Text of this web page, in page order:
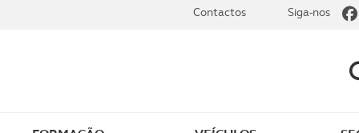
Contactos Siga-nos